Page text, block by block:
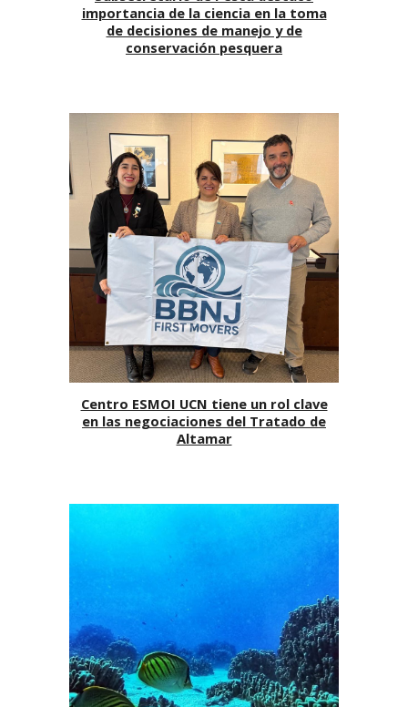
importancia de la ciencia en la toma
de decisiones de manejo y de
conservación pesquera
Centro ESMOI UCN tiene un rol clave
en las negociaciones del Tratado de
Altamar